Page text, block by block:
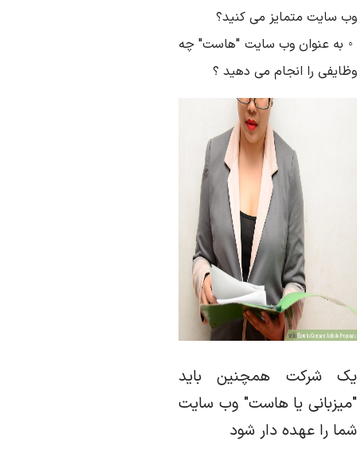
سایت متمایز می کنید؟
به عنوان وب سایت "هاست" چه
را انجام می دهید ؟
شرکت همچنین باید
یا هاست" وب سایت
را عهده دار شود